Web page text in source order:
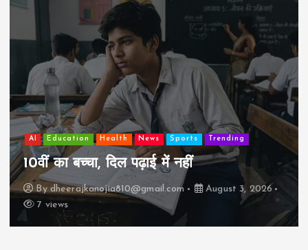
AI Education Health News Sports Trending
10वीं का बच्चा, दिल पढ़ाई में नहीं
By dheerajkanojia810@gmail.com
August 3, 2026
7 views